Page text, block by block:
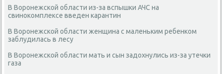
В Воронежской области из-за вспышки АЧС на
свинокомплексе введен карантин
В Воронежской области женщина с маленьким ребенком
заблудилась в лесу
В Воронежской области мать и сын задохнулись из-за утечки
газа